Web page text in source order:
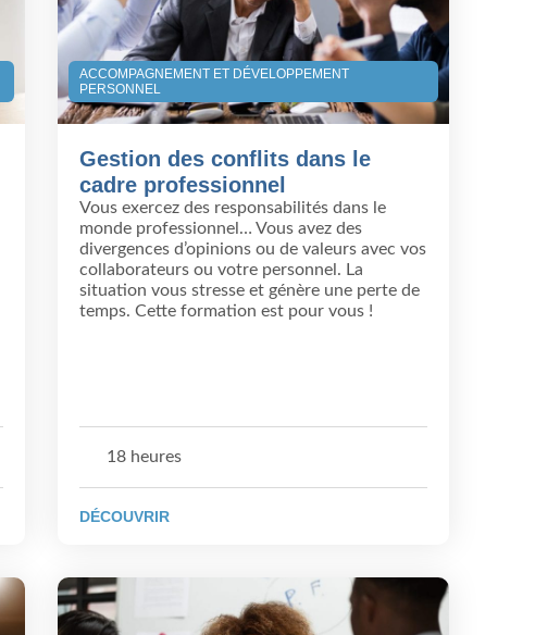
ACCOMPAGNEMENT ET DÉVELOPPEMENT
PERSONNEL
Gestion des conflits dans le
cadre professionnel
Vous exercez des responsabilités dans le
monde professionnel… Vous avez des
divergences d’opinions ou de valeurs avec vos
collaborateurs ou votre personnel. La
situation vous stresse et génère une perte de
temps. Cette formation est pour vous !
18 heures
DÉCOUVRIR